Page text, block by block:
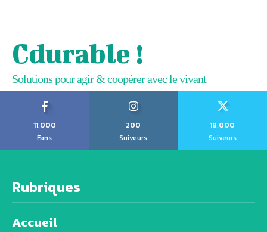
Cdurable !
Solutions pour agir & coopérer avec le vivant
11,000
Fans
200
Suiveurs
18,000
Suiveurs
Rubriques
Accueil